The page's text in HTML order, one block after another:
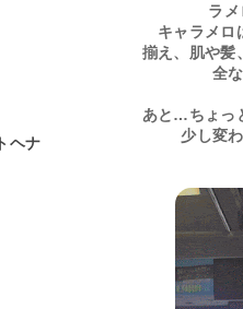
ヘナ
ラ
キャラメロ
揃え、肌や髪
全
あと…ちょっ
少し変